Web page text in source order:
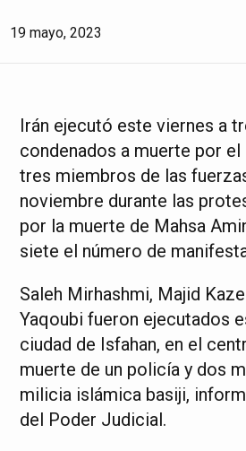
19 mayo, 2023
Irán ejecutó este viernes a
condenados a muerte por el
tres miembros de las
noviembre durante las
por la muerte de Mahsa
siete el número de
Saleh Mirhashmi, Majid
Yaqoubi fueron ejecutados
ciudad de Isfahan, en el
muerte de un policía y dos
milicia islámica basiji,
del Poder Judicial.